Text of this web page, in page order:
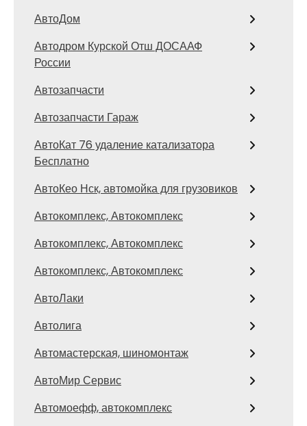
АвтоДом
Автодром Курской Отш ДОСААФ
России
Автозапчасти
Автозапчасти Гараж
АвтоКат 76 удаление катализатора
Бесплатно
АвтоКео Нск, автомойка для грузовиков
Автокомплекс, Автокомплекс
Автокомплекс, Автокомплекс
Автокомплекс, Автокомплекс
АвтоЛаки
Автолига
Автомастерская, шиномонтаж
АвтоМир Сервис
Автомоефф, автокомплекс